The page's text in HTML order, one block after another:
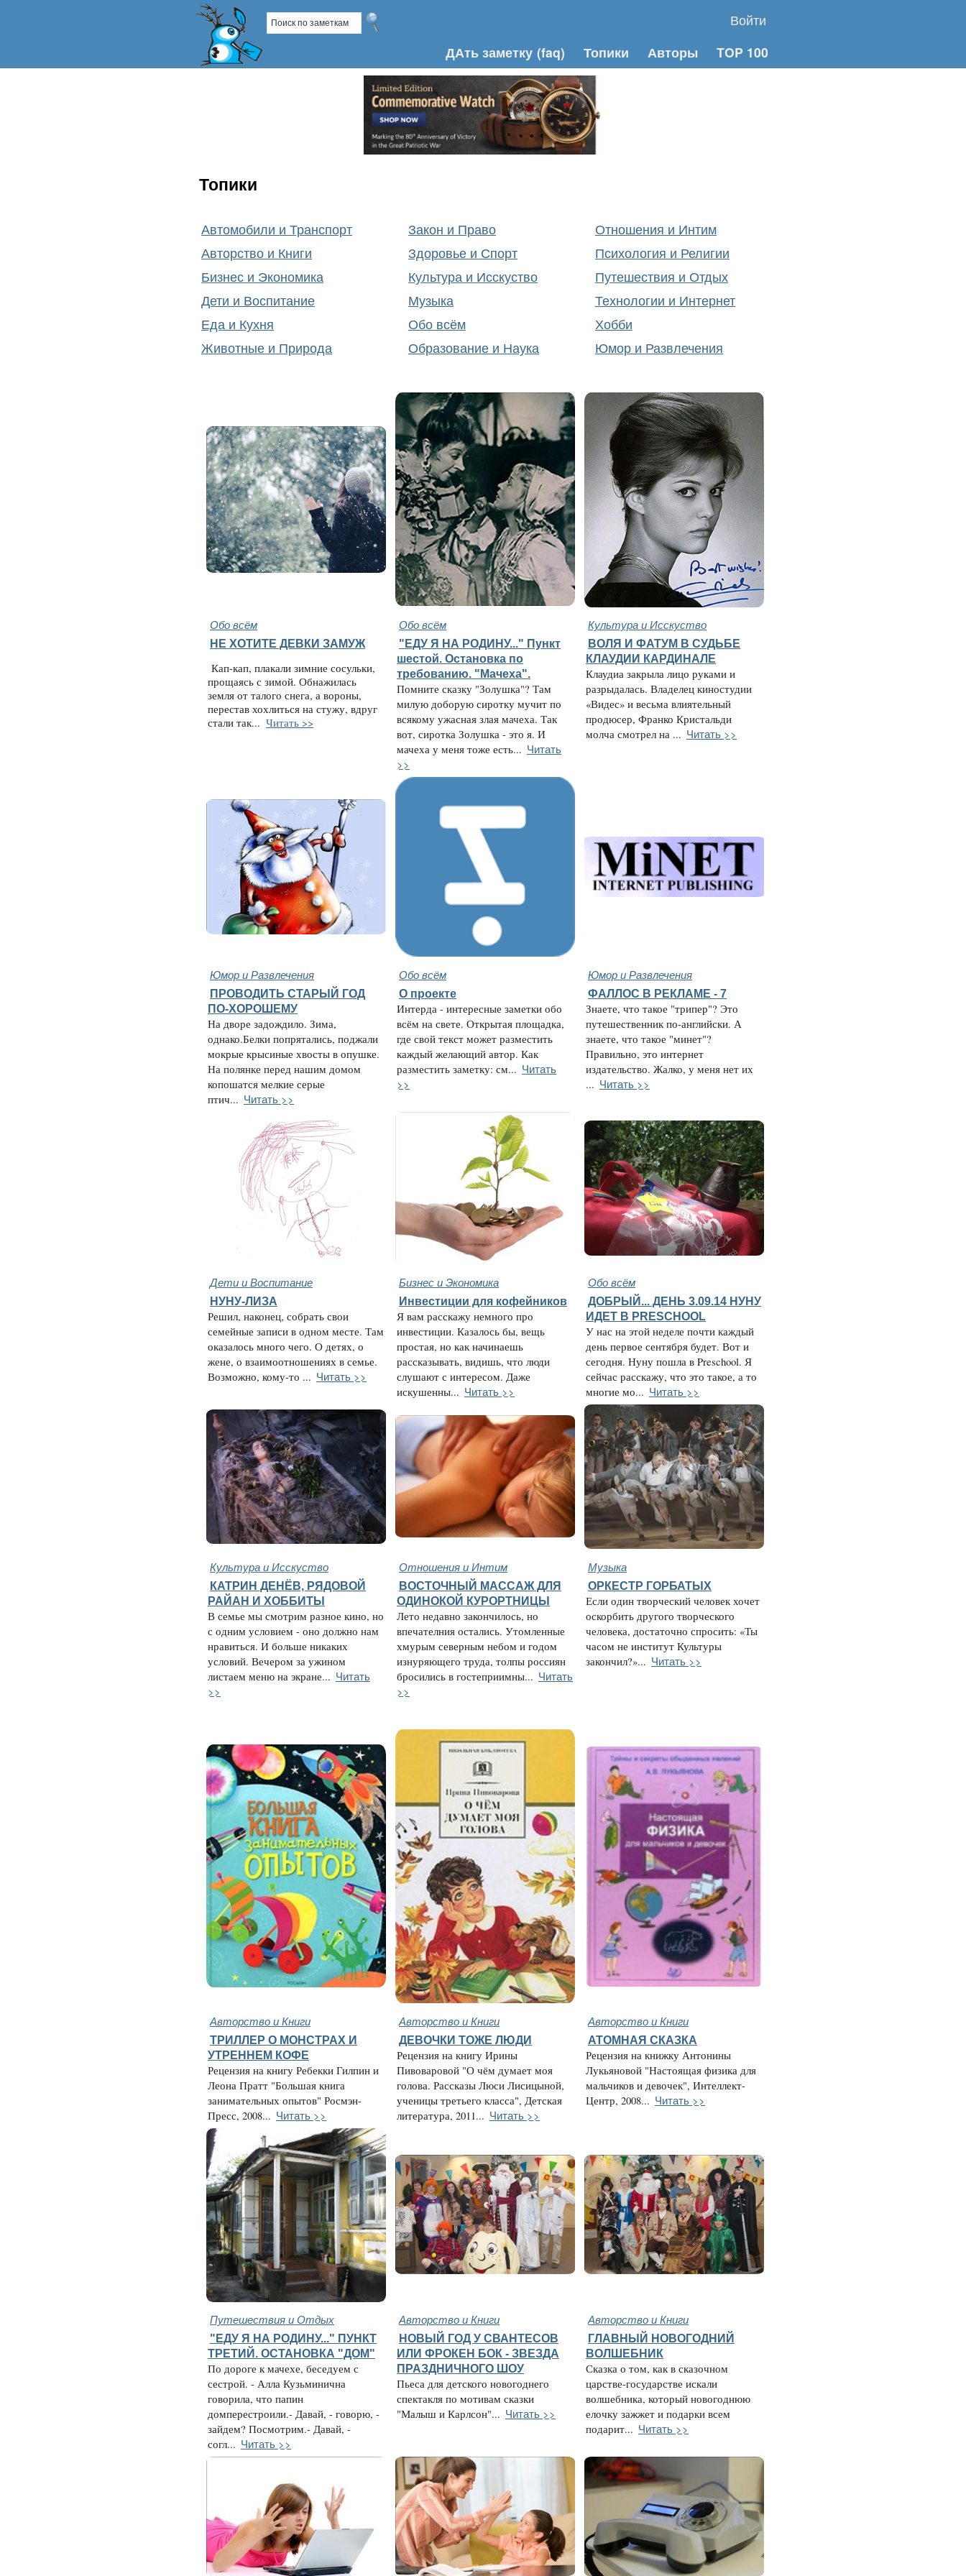
Войти
ДАть заметку (faq) Топики Авторы TOP 100
Топики
Автомобили и Транспорт
Авторство и Книги
Бизнес и Экономика
Дети и Воспитание
Еда и Кухня
Животные и Природа
Закон и Право
Здоровье и Спорт
Культура и Исскуство
Музыка
Обо всём
Образование и Наука
Отношения и Интим
Психология и Религии
Путешествия и Отдых
Технологии и Интернет
Хобби
Юмор и Развлечения
Обо всём Обо всём Культура и Исскуство
НЕ ХОТИТЕ ДЕВКИ ЗАМУЖ
Кап-кап, плакали зимние сосульки,
прощаясь с зимой. Обнажилась
земля от талого снега, а вороны,
перестав хохлиться на стужу, вдруг
стали так... Читать >>
"ЕДУ Я НА РОДИНУ..." Пункт
шестой. Остановка по
требованию. "Мачеха".
Помните сказку "Золушка"? Там
милую доборую сиротку мучит по
всякому ужасная злая мачеха. Так
вот, сиротка Золушка - это я. И
мачеха у меня тоже есть... Читать
>>
ВОЛЯ И ФАТУМ В СУДЬБЕ
КЛАУДИИ КАРДИНАЛЕ
Клаудиа закрыла лицо руками и
разрыдалась. Владелец киностудии
«Видес» и весьма влиятельный
продюсер, Франко Кристальди
молча смотрел на ... Читать >>
Юмор и Развлечения Обо всём Юмор и Развлечения
ПРОВОДИТЬ СТАРЫЙ ГОД
ПО-ХОРОШЕМУ
На дворе задождило. Зима,
однако.Белки попрятались, поджали
мокрые крысиные хвосты в опушке.
На полянке перед нашим домом
копошатся мелкие серые
птич... Читать >>
О проекте
Интерда - интересные заметки обо
всём на свете. Открытая площадка,
где свой текст может разместить
каждый желающий автор. Как
разместить заметку: см... Читать
>>
ФАЛЛОС В РЕКЛАМЕ - 7
Знаете, что такое "трипер"? Это
путешественник по-английски. А
знаете, что такое "минет"?
Правильно, это интернет
издательство. Жалко, у меня нет их
... Читать >>
Дети и Воспитание Бизнес и Экономика Обо всём
НУНУ-ЛИЗА
Решил, наконец, собрать свои
семейные записи в одном месте. Там
оказалось много чего. О детях, о
жене, о взаимоотношениях в семье.
Возможно, кому-то ... Читать >>
Инвестиции для кофейников
Я вам расскажу немного про
инвестиции. Казалось бы, вещь
простая, но как начинаешь
рассказывать, видишь, что люди
слушают с интересом. Даже
искушенны... Читать >>
ДОБРЫЙ... ДЕНЬ 3.09.14 НУНУ
ИДЕТ В PRESCHOOL
У нас на этой неделе почти каждый
день первое сентября будет. Вот и
сегодня. Нуну пошла в Preschool. Я
сейчас расскажу, что это такое, а то
многие мо... Читать >>
Культура и Исскуство Отношения и Интим Музыка
КАТРИН ДЕНЁВ, РЯДОВОЙ
РАЙАН И ХОББИТЫ
В семье мы смотрим разное кино, но
с одним условием - оно должно нам
нравиться. И больше никаких
условий. Вечером за ужином
листаем меню на экране... Читать
>>
ВОСТОЧНЫЙ МАССАЖ ДЛЯ
ОДИНОКОЙ КУРОРТНИЦЫ
Лето недавно закончилось, но
впечателния остались. Утомленные
хмурым северным небом и годом
изнуряющего труда, толпы россиян
бросились в гостеприимны... Читать
>>
ОРКЕСТР ГОРБАТЫХ
Если один творческий человек хочет
оскорбить другого творческого
человека, достаточно спросить: «Ты
часом не институт Культуры
закончил?»... Читать >>
Авторство и Книги Авторство и Книги Авторство и Книги
ТРИЛЛЕР О МОНСТРАХ И
УТРЕННЕМ КОФЕ
Рецензия на книгу Ребекки Гилпин и
Леона Пратт "Большая книга
занимательных опытов" Росмэн-
Пресс, 2008... Читать >>
ДЕВОЧКИ ТОЖЕ ЛЮДИ
Рецензия на книгу Ирины
Пивоваровой "О чём думает моя
голова. Рассказы Люси Лисицыной,
ученицы третьего класса", Детская
литература, 2011... Читать >>
АТОМНАЯ СКАЗКА
Рецензия на книжку Антонины
Лукьяновой "Настоящая физика для
мальчиков и девочек", Интеллект-
Центр, 2008... Читать >>
Путешествия и Отдых Авторство и Книги Авторство и Книги
"ЕДУ Я НА РОДИНУ..." ПУНКТ
ТРЕТИЙ. ОСТАНОВКА "ДОМ"
По дороге к мачехе, беседуем с
сестрой. - Алла Кузьминична
говорила, что папин
домперестроили.- Давай, - говорю, -
зайдем? Посмотрим.- Давай, -
согл... Читать >>
НОВЫЙ ГОД У СВАНТЕСОВ
ИЛИ ФРОКЕН БОК - ЗВЕЗДА
ПРАЗДНИЧНОГО ШОУ
Пьеса для детского новогоднего
спектакля по мотивам сказки
"Малыш и Карлсон"... Читать >>
ГЛАВНЫЙ НОВОГОДНИЙ
ВОЛШЕБНИК
Сказка о том, как в сказочном
царстве-государстве искали
волшебника, который новогоднюю
елочку зажжет и подарки всем
подарит... Читать >>